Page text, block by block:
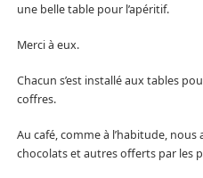
une belle table pour l’apéritif.
Merci à eux.
Chacun s’est installé aux tables
coffres.
Au café, comme à l’habitude,
chocolats et autres offerts par les